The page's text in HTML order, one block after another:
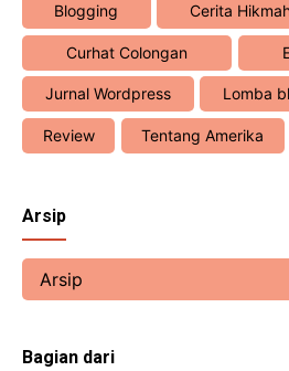
Blogging Cerita
Curhat Colongan
Jurnal Wordpress Lomba
Review Tentang Amerika
Arsip
Bagian dari